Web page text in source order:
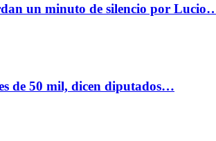
un minuto de silencio por
de 50 mil, dicen diputados…